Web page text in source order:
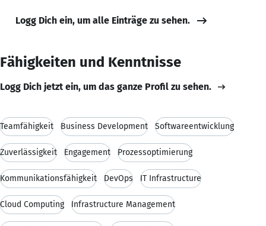
Logg Dich ein, um alle Einträge zu sehen.
Fähigkeiten und Kenntnisse
Logg Dich jetzt ein, um das ganze Profil zu sehen.
Teamfähigkeit Business Development Softwareentwicklung
Zuverlässigkeit Engagement Prozessoptimierung
Kommunikationsfähigkeit DevOps IT Infrastructure
Cloud Computing Infrastructure Management